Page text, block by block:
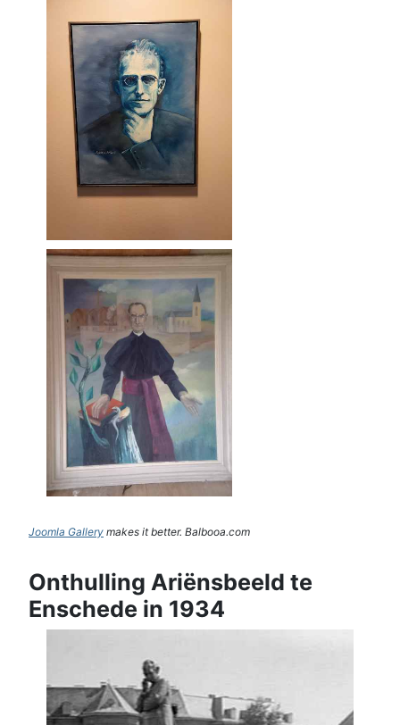
Joomla Gallery makes it better. Balbooa.com
Onthulling Ariënsbeeld te
Enschede in 1934